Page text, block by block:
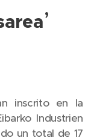
’
inscrito en la
Industrien
un total de 17